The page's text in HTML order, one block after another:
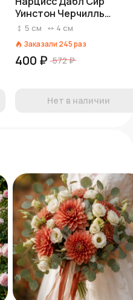
Уинстон Черчилль
(Double Sir Winston
5 см 4 см
Заказали 245раз
400 ₽ 572 ₽
Нет в наличии